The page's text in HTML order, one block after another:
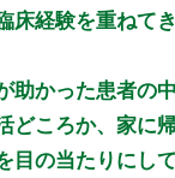
床経験を重ねてき
助かった患者の
どころか、家に
目の当たりにし